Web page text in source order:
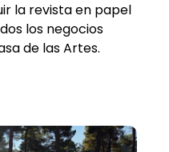
la revista en papel
los negocios
de las Artes.